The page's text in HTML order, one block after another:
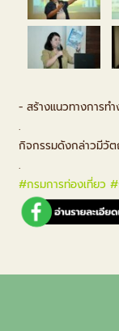
- สร้างแนวทางการท
.
กิจกรรมดังกล่าวมีวัต
.
#กรมการท่องเที่ยว